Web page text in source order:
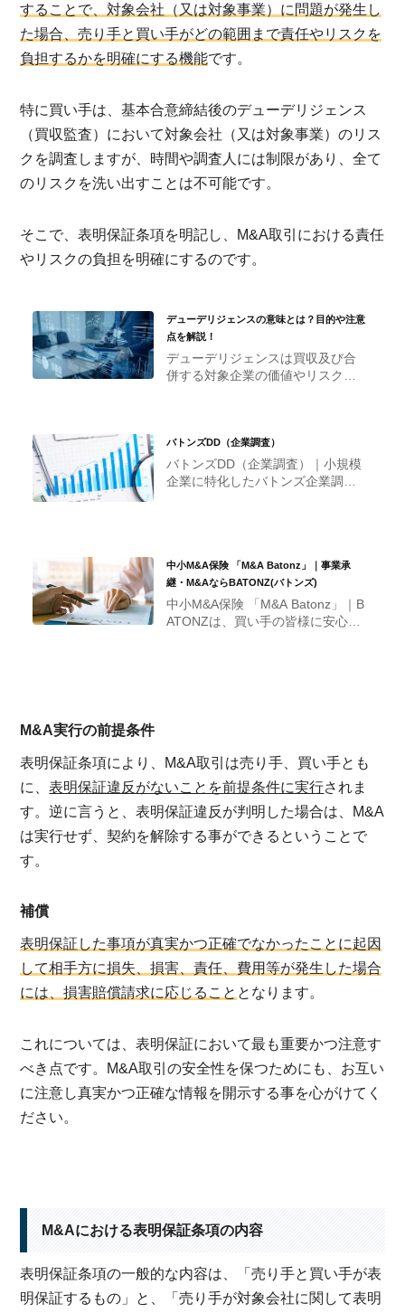
することで、対象会社（又は対象事業）に問題が発生し
た場合、売り手と買い手がどの範囲まで責任やリスクを
負担するかを明確にする機能です。
特に買い手は、基本合意締結後のデューデリジェンス
（買収監査）において対象会社（又は対象事業）のリス
クを調査しますが、時間や調査人には制限があり、全て
のリスクを洗い出すことは不可能です。
そこで、表明保証条項を明記し、M&A取引における責任
やリスクの負担を明確にするのです。
デューデリジェンスの意味とは？目的や注意
点を解説！
デューデリジェンスは買収及び合
併する対象企業の価値やリスク・
から、企業を総合的に査定・評価
する目的のもと行われます。
バトンズDD（企業調査）
バトンズDD（企業調査）｜小規模
企業に特化したバトンズ企業調査
中小M&A保険 「M&A Batonz」｜事業承
継・M&AならBATONZ(バトンズ)
中小M&A保険 「M&A Batonz」｜B
ATONZは、買い手の皆様に安心し
M&A実行の前提条件
表明保証条項により、M&A取引は売り手、買い手とも
に、表明保証違反がないことを前提条件に実行されま
す。逆に言うと、表明保証違反が判明した場合は、M&A
は実行せず、契約を解除する事ができるということで
す。
補償
表明保証した事項が真実かつ正確でなかったことに起因
して相手方に損失、損害、責任、費用等が発生した場合
には、損害賠償請求に応じること となります。
これについては、表明保証において最も重要かつ注意す
べき点です。M&A取引の安全性を保つためにも、お互い
に注意し真実かつ正確な情報を開示する事を心がけてく
ださい。
M&Aにおける表明保証条項の内容
表明保証条項の一般的な内容は、「売り手と買い手が表
明保証するもの」と、「売り手が対象会社に関して表明